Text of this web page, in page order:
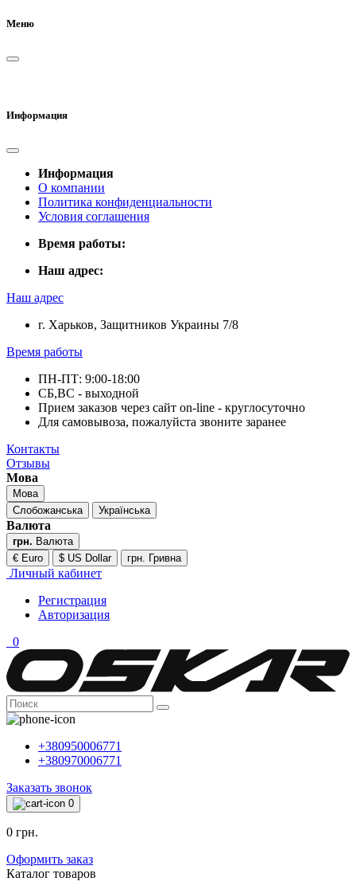
Меню
Информация
Информация
О компании
Политика конфиденциальности
Условия соглашения
Время работы:
Наш адрес:
Наш адрес
г. Харьков, Защитников Украины 7/8
Время работы
ПН-ПТ: 9:00-18:00
СБ,ВС - выходной
Прием заказов через сайт on-line - круглосуточно
Для самовывоза, пожалуйста звоните заранее
Контакты
Отзывы
Мова
Мова
Слобожанська
Українська
Валюта
грн. Валюта
€ Euro
$ US Dollar грн. Гривна
Личный кабинет
Регистрация
Авторизация
0
+380950006771
+380970006771
Заказать звонок
0
0 грн.
Оформить заказ
Каталог товаров